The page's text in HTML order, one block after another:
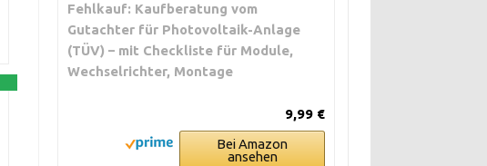
Fehlkauf: Kaufberatung vom
Gutachter für Photovoltaik-Anlage
(TÜV) – mit Checkliste für Module,
Wechselrichter, Montage
9,99 €
Bei Amazon
ansehen